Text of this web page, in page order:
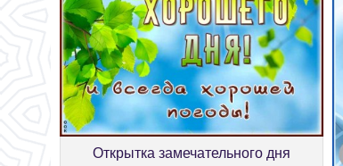
Открытка замечательного дня